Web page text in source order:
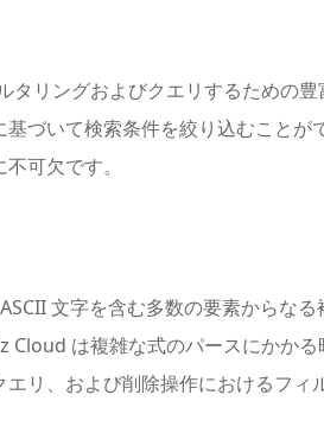
リングおよびクエリするための
づいて検索条件を絞り込むこと
可欠です。
文字を含む多数の要素からな
Cloud は複雑な式のパースにかか
リ、および削除操作におけるフィ